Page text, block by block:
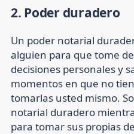
2. Poder duradero
Un poder notarial
alguien para que tome
decisiones personales y
momentos en que no
tomarlas usted mismo.
notarial duradero
para tomar sus propias